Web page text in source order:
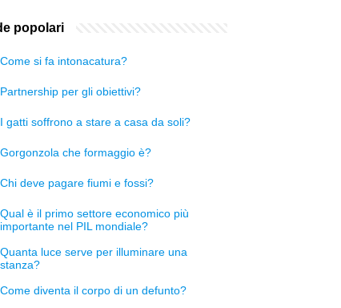
popolari
Come si fa intonacatura?
Partnership per gli obiettivi?
I gatti soffrono a stare a casa da soli?
Gorgonzola che formaggio è?
Chi deve pagare fiumi e fossi?
Qual è il primo settore economico più
importante nel PIL mondiale?
Quanta luce serve per illuminare una
stanza?
Come diventa il corpo di un defunto?